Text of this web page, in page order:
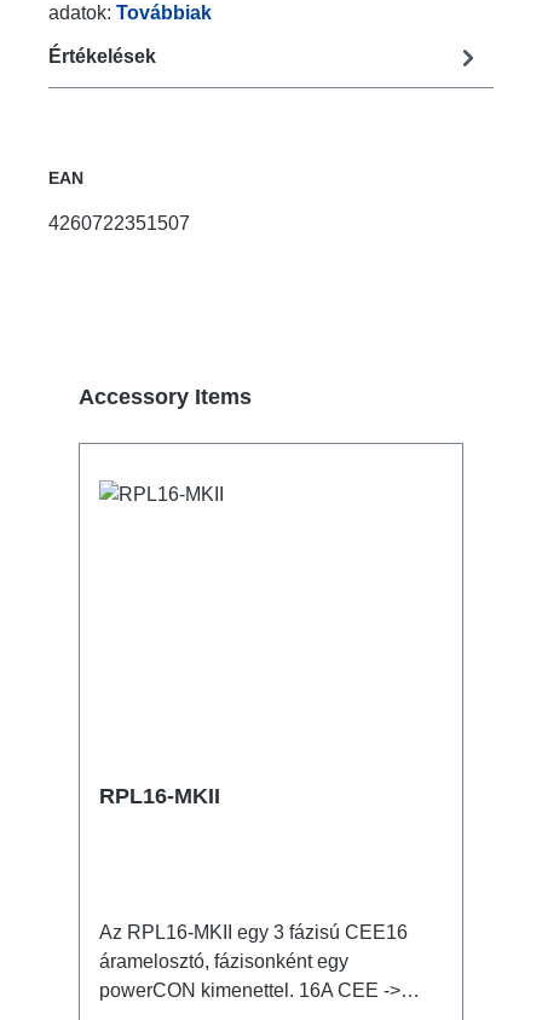
adatok: Továbbiak
Értékelések
EAN
4260722351507
Termékgaléria kihagyása
Accessory Items
RPL16-MKII
Az RPL16-MKII egy 3 fázisú CEE16
áramelosztó, fázisonként egy
powerCON kimenettel. 16A CEE ->